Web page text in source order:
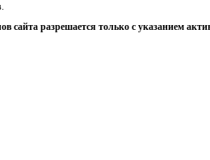
сайта разрешается только с указанием